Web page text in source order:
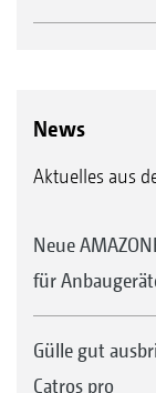
News
Aktuelles aus
Neue
für
Gülle gut
Catros pro